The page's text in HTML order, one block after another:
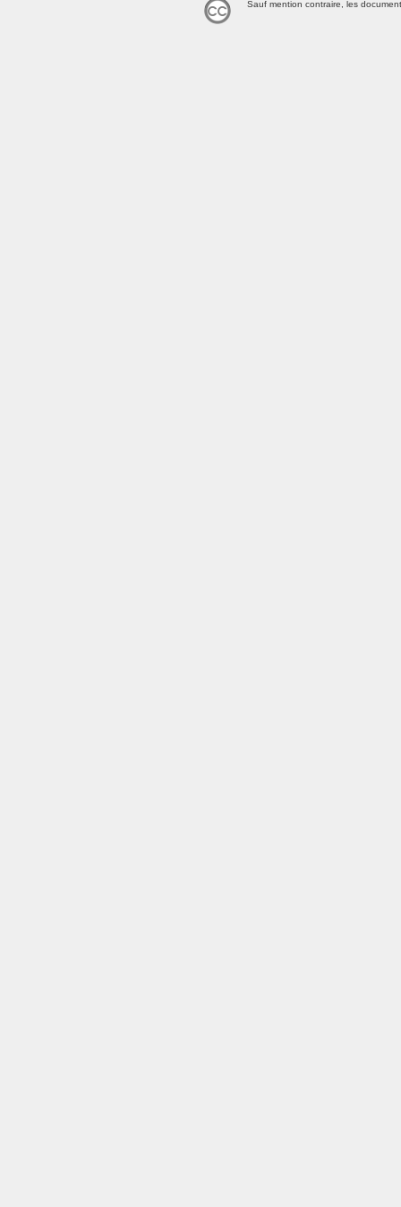
Sauf mention contraire, les